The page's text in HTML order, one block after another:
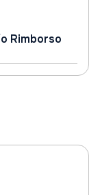
Rimborso